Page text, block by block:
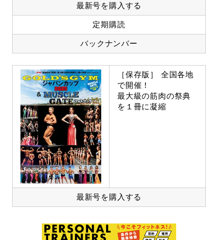
最新号を購入する
定期購読
バックナンバー
［保存版］ 全国各地
で開催！
最大級の筋肉の祭典
を１冊に凝縮
最新号を購入する